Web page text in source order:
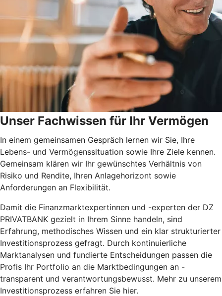
Unser Fachwissen für Ihr Vermögen
In einem gemeinsamen Gespräch lernen wir Sie, Ihre
Lebens- und Vermögenssituation sowie Ihre Ziele kennen.
Gemeinsam klären wir Ihr gewünschtes Verhältnis von
Risiko und Rendite, Ihren Anlagehorizont sowie
Anforderungen an Flexibilität.
Damit die Finanzmarktexpertinnen und -experten der DZ
PRIVATBANK gezielt in Ihrem Sinne handeln, sind
Erfahrung, methodisches Wissen und ein klar strukturierter
Investitionsprozess gefragt. Durch kontinuierliche
Marktanalysen und fundierte Entscheidungen passen die
Profis Ihr Portfolio an die Marktbedingungen an -
transparent und verantwortungsbewusst. Mehr zu unserem
Investitionsprozess erfahren Sie hier.